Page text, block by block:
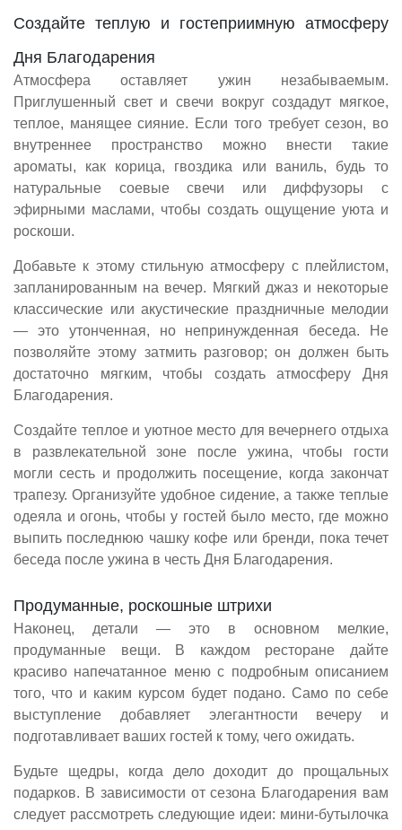
Создайте теплую и гостеприимную атмосферу
Дня Благодарения
Атмосфера оставляет ужин незабываемым.
Приглушенный свет и свечи вокруг создадут мягкое,
теплое, манящее сияние. Если того требует сезон, во
внутреннее пространство можно внести такие
ароматы, как корица, гвоздика или ваниль, будь то
натуральные соевые свечи или диффузоры с
эфирными маслами, чтобы создать ощущение уюта и
роскоши.
Добавьте к этому стильную атмосферу с плейлистом,
запланированным на вечер. Мягкий джаз и некоторые
классические или акустические праздничные мелодии
— это утонченная, но непринужденная беседа. Не
позволяйте этому затмить разговор; он должен быть
достаточно мягким, чтобы создать атмосферу Дня
Благодарения.
Создайте теплое и уютное место для вечернего отдыха
в развлекательной зоне после ужина, чтобы гости
могли сесть и продолжить посещение, когда закончат
трапезу. Организуйте удобное сидение, а также теплые
одеяла и огонь, чтобы у гостей было место, где можно
выпить последнюю чашку кофе или бренди, пока течет
беседа после ужина в честь Дня Благодарения.
Продуманные, роскошные штрихи
Наконец, детали — это в основном мелкие,
продуманные вещи. В каждом ресторане дайте
красиво напечатанное меню с подробным описанием
того, что и каким курсом будет подано. Само по себе
выступление добавляет элегантности вечеру и
подготавливает ваших гостей к тому, чего ожидать.
Будьте щедры, когда дело доходит до прощальных
подарков. В зависимости от сезона Благодарения вам
следует рассмотреть следующие идеи: мини-бутылочка